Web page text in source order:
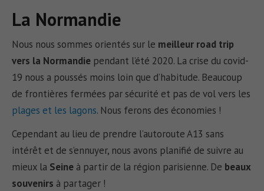
La Normandie
Nous nous sommes orientés sur le meilleur road trip
vers la Normandie pendant l’été 2020. La crise du covid-
19 nous a poussés moins loin que d’habitude. Beaucoup
de frontières fermées par sécurité et pas de vol vers les
plages et les lagons. Nous ferons des économies !
Cependant au lieu de prendre l’autoroute A13 sans
intérêt et de s’ennuyer, nous avons planifié de suivre au
mieux la Seine à partir de la région parisienne. De beaux
souvenirs à partager !